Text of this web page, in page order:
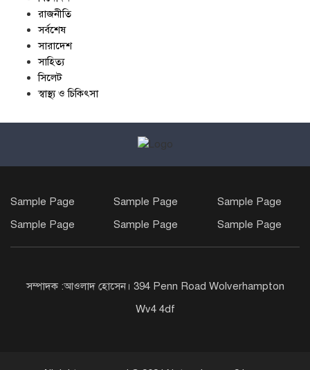
রাজনীতি
সর্বশেষ
সারাদেশ
সাহিত্য
সিলেট
স্বাস্থ্য ও চিকিৎসা
Sample Page Sample Page
Sample Page
Sample Page
Sample Page Sample Page
সম্পাদক :আওলাদ হোসেন। 394 Penn Road Wolverhampton
Wv4 4df